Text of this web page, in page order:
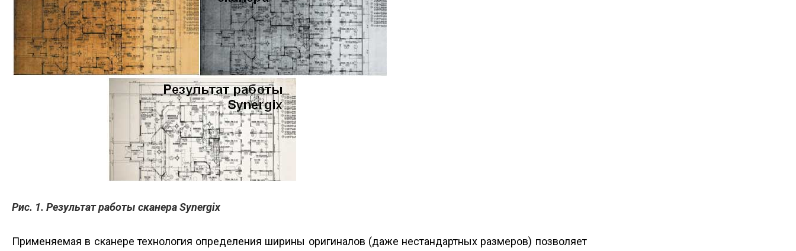
Рис. 1. Результат работы сканера Synergix
Применяемая в сканере технология определения ширины оригиналов (даже нестандартных размеров) позволяет